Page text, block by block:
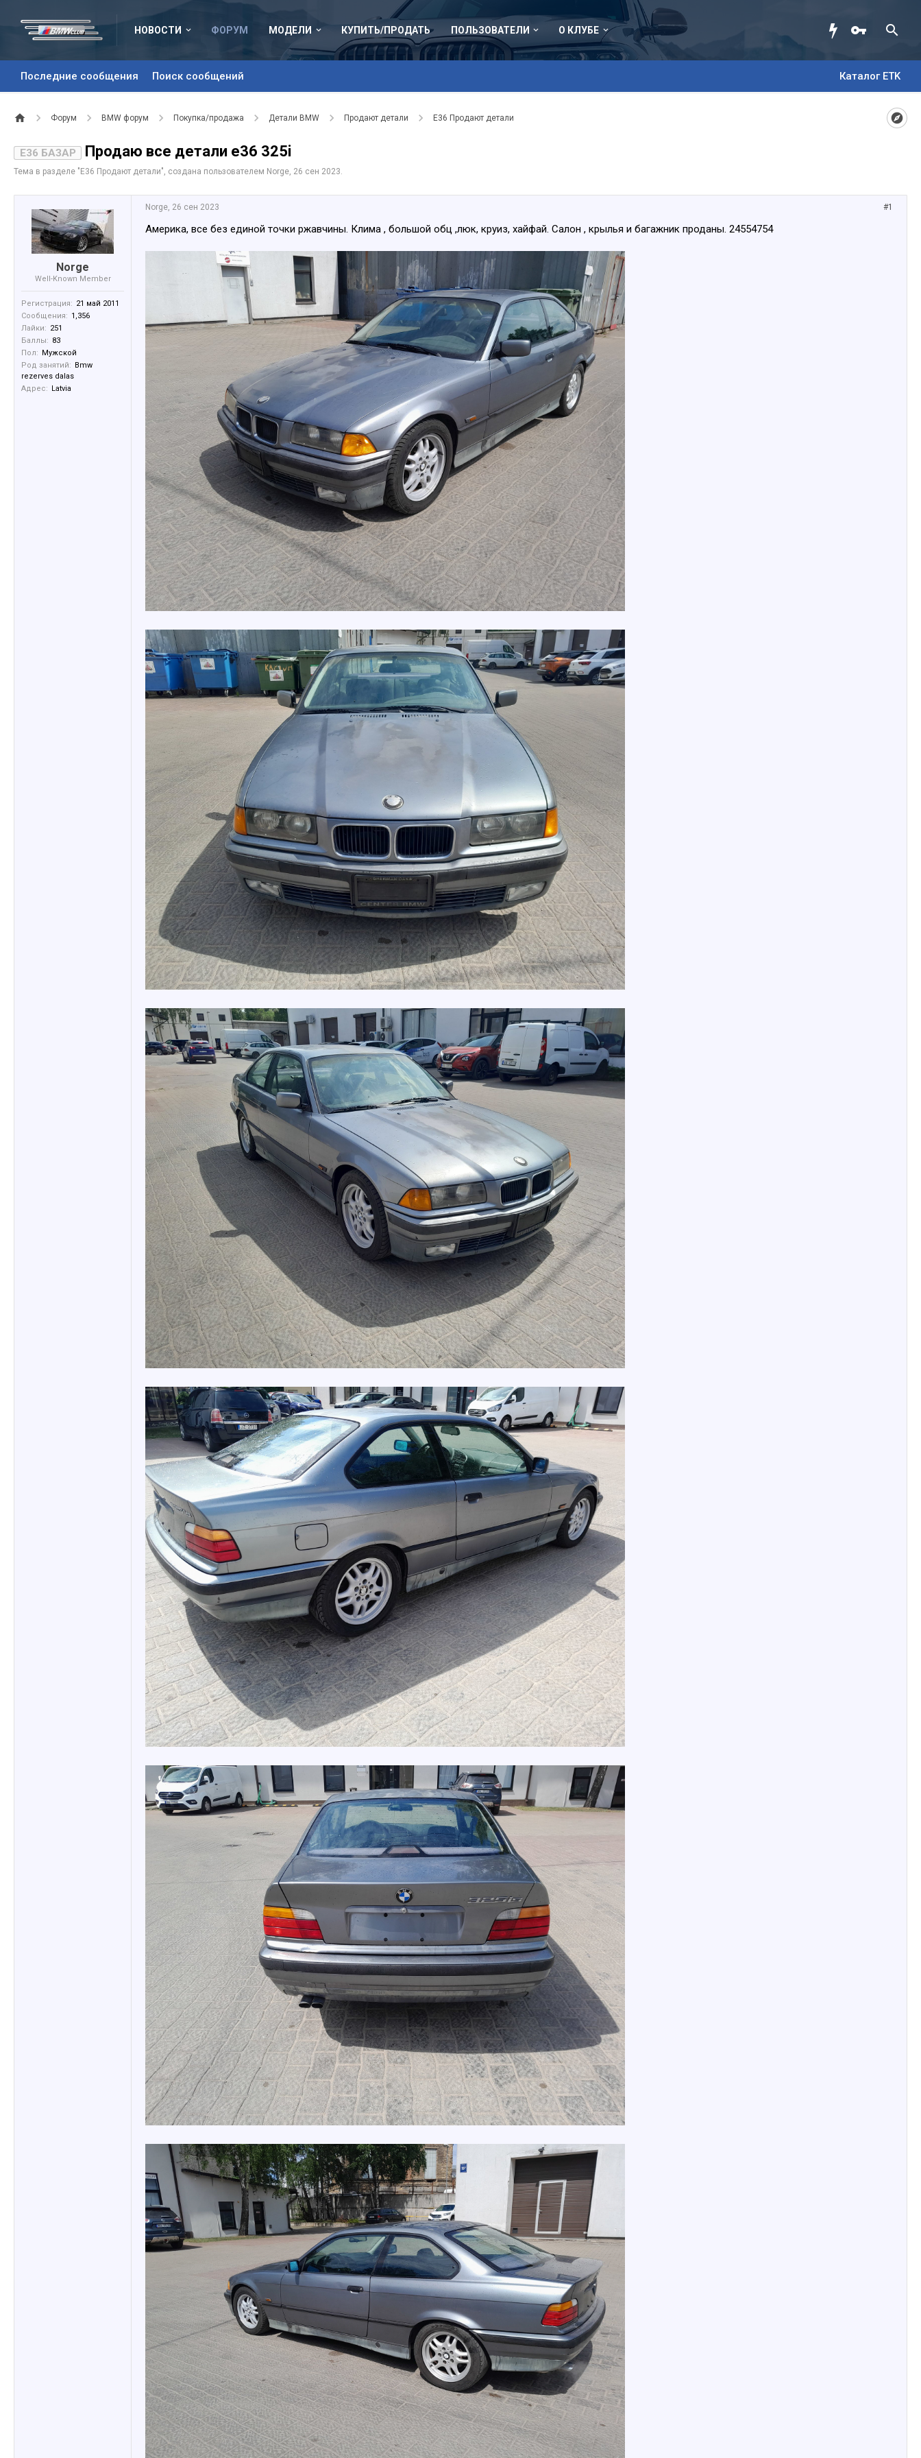
НОВОСТИ ФОРУМ
Последние сообщения Поиск сообщений Каталог ETK
МОДЕЛИ КУПИТЬ/ПРОДАТЬ ПОЛЬЗОВАТЕЛИ О КЛУБЕ
Форум BMW форум Покупка/продажа Детали BMW Продают детали Е36 Продают детали
E36 БАЗАР Продаю все детали е36 325i
Тема в разделе " Е36 Продают детали", создана пользователем Norge, 26 сен 2023.
Norge
Well-Known Member
Регистрация: 21 май 2011
Сообщения: 1,356
Лайки: 251
Баллы: 83
Пол: Мужской
Род занятий: Bmw
rezerves dalas
Адрес: Latvia
#1
Norge, 26 сен 2023
Америка, все без единой точки ржавчины. Клима , большой обц ,люк, круиз, хайфай. Салон , крылья и багажник проданы. 24554754